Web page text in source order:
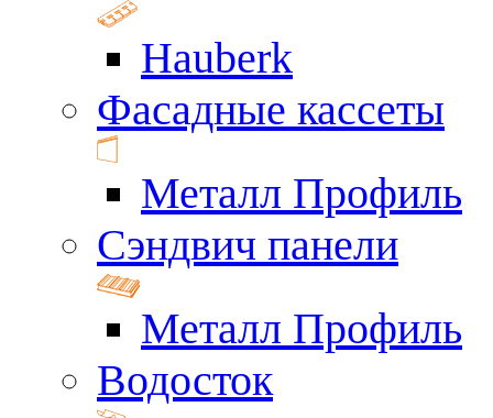
Hauberk
Фасадные кассеты
Металл Профиль
Сэндвич панели
Металл Профиль
Водосток